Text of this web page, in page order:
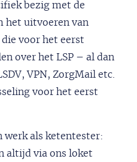
bezig met de
het uitvoeren van
voor het eerst
over het LSP – al dan
VPN, ZorgMail etc.
voor het eerst
werk als ketentester:
altijd via ons loket